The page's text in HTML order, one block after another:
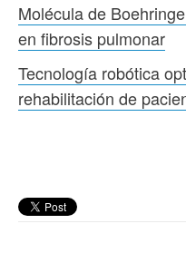
Molécula de
en fibrosis pulmonar
Tecnología robótica
rehabilitación de